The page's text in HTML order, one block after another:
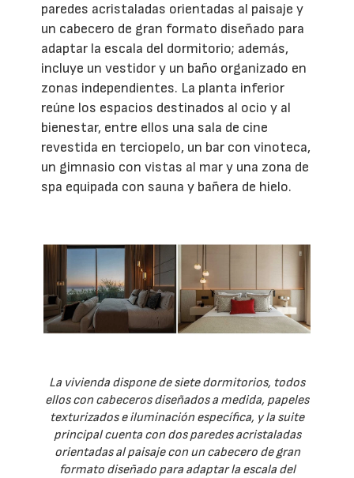
paredes acristaladas orientadas al paisaje y
un cabecero de gran formato diseñado para
adaptar la escala del dormitorio; además,
incluye un vestidor y un baño organizado en
zonas independientes. La planta inferior
reúne los espacios destinados al ocio y al
bienestar, entre ellos una sala de cine
revestida en terciopelo, un bar con vinoteca,
un gimnasio con vistas al mar y una zona de
spa equipada con sauna y bañera de hielo.
La vivienda dispone de siete dormitorios, todos
ellos con cabeceros diseñados a medida, papeles
texturizados e iluminación específica, y la suite
principal cuenta con dos paredes acristaladas
orientadas al paisaje con un cabecero de gran
formato diseñado para adaptar la escala del